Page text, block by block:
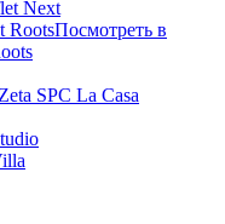
Next
RootsПосмотреть в
SPC La Casa